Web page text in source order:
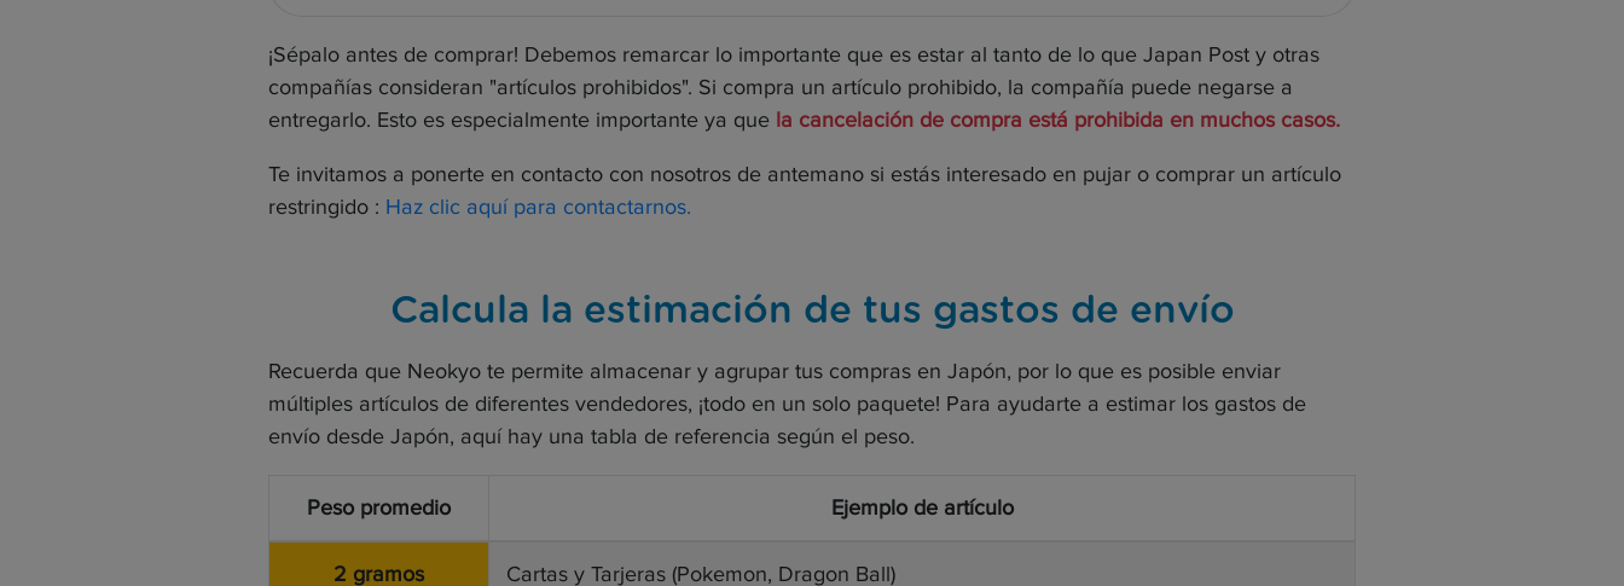
¡Sépalo antes de comprar! Debemos remarcar lo importante que es estar al tanto de lo que Japan Post y otras
compañías consideran "artículos prohibidos". Si compra un artículo prohibido, la compañía puede negarse a
entregarlo. Esto es especialmente importante ya que la cancelación de compra está prohibida en muchos casos.
Te invitamos a ponerte en contacto con nosotros de antemano si estás interesado en pujar o comprar un artículo
restringido : Haz clic aquí para contactarnos.
Calcula la estimación de tus gastos de envío
Recuerda que Neokyo te permite almacenar y agrupar tus compras en Japón, por lo que es posible enviar
múltiples artículos de diferentes vendedores, ¡todo en un solo paquete! Para ayudarte a estimar los gastos de
envío desde Japón, aquí hay una tabla de referencia según el peso.
Peso promedio Ejemplo de artículo
2 gramos Cartas y Tarjeras (Pokemon, Dragon Ball)